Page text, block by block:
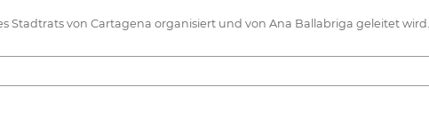
von Cartagena organisiert und von Ana Ballabriga geleitet wird.